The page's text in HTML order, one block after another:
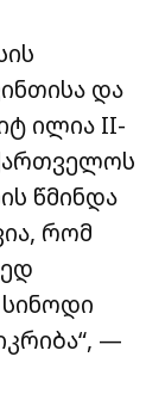
და
ილია II-
წმინდა
რომ
—